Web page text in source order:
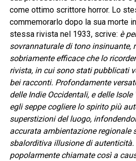
come ottimo scrittore horror. Lo
commemorarlo dopo la sua morte
stessa rivista nel 1933, scrive: è
sovrannaturale di tono insinuante,
sobriamente efficace che lo
rivista, in cui sono stati pubblicati
bei racconti. Profondamente
delle Indie Occidentali, e delle
egli seppe cogliere lo spirito più
superstizioni del luogo,
accurata ambientazione regionale
sbalorditiva illusione di autenticità.
popolarmente chiamate così a